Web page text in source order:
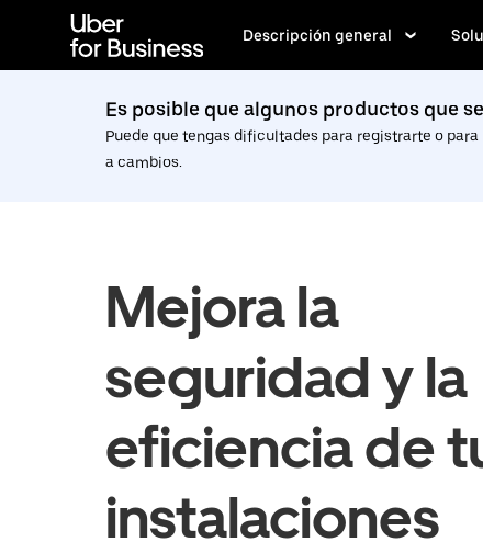
contenido
principal
Descripción general
Es posible que algunos productos que
Puede que tengas dificultades para registrarte o
a cambios.
Mejora la
seguridad y la
eficiencia de
instalaciones